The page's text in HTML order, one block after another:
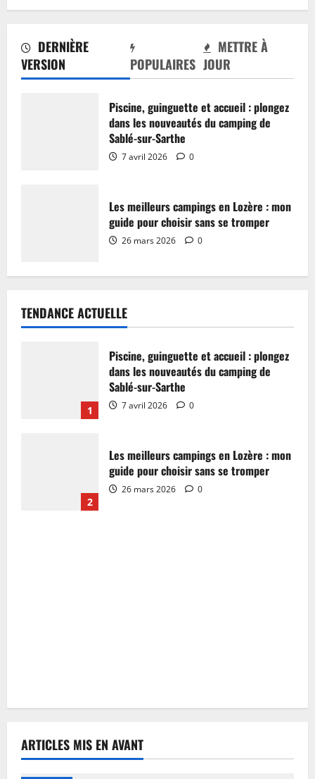
DERNIÈRE
VERSION
POPULAIRES
METTRE À
JOUR
Piscine, guinguette et accueil : plongez
dans les nouveautés du camping de
Sablé-sur-Sarthe
7 avril 2026 0
Les meilleurs campings en Lozère : mon
guide pour choisir sans se tromper
26 mars 2026 0
TENDANCE ACTUELLE
1
Piscine, guinguette et accueil : plongez
dans les nouveautés du camping de
Sablé-sur-Sarthe
7 avril 2026 0
2
Les meilleurs campings en Lozère : mon
guide pour choisir sans se tromper
26 mars 2026 0
ARTICLES MIS EN AVANT